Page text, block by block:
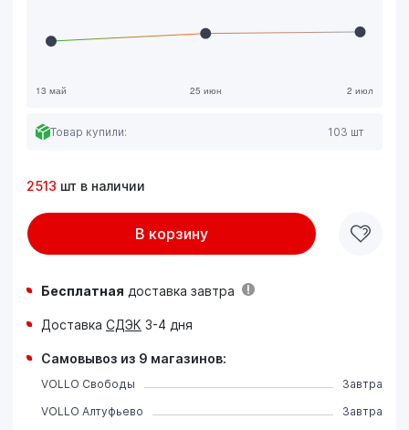
Товар купили: 103 шт
2513 шт в наличии
В корзину
Бесплатная доставка завтра
Доставка СДЭК 3-4 дня
Самовывоз из 9 магазинов:
VOLLO Свободы
Завтра
VOLLO Алтуфьево
Завтра